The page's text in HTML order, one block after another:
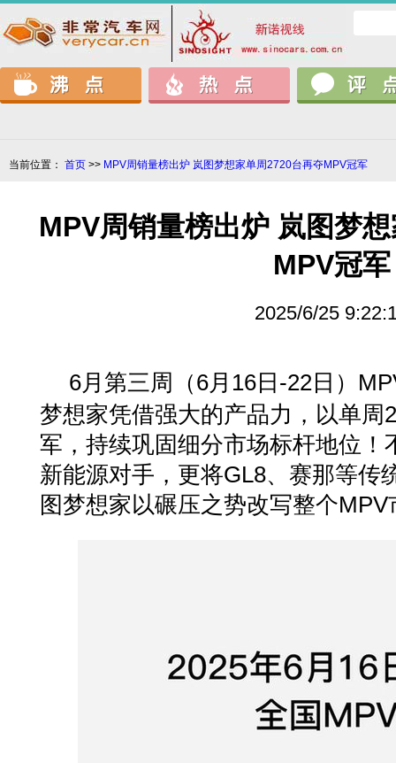
当前位置： 首页 >> MPV周销量榜出炉 岚图梦想家单周2720台再夺MPV冠军
MPV周销量榜出炉 岚图梦
MPV冠军
2025/6/25
6月第三周（6月16日-22日）
梦想家凭借强大的产品力，以单周
军，持续巩固细分市场标杆地位！
新能源对手，更将GL8、赛那等传
图梦想家以碾压之势改写整个